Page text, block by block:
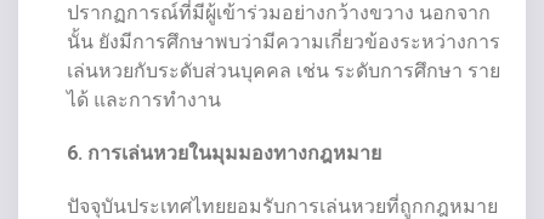
ปรากฏการณ์ที่มีผู้เข้าร่วมอย่างกว้างขวาง นอกจาก
นั้น ยังมีการศึกษาพบว่ามีความเกี่ยวข้องระหว่างการ
เล่นหวยกับระดับส่วนบุคคล เช่น ระดับการศึกษา ราย
ได้ และการทำงาน
6. การเล่นหวยในมุมมองทางกฎหมาย
ปัจจุบันประเทศไทยยอมรับการเล่นหวยที่ถูกกฎหมาย